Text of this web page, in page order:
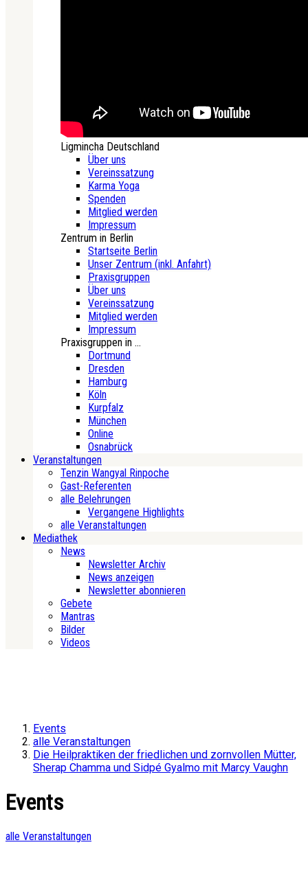
Ligmincha Deutschland
Über uns
Vereinssatzung
Karma Yoga
Spenden
Mitglied werden
Impressum
Zentrum in Berlin
Startseite Berlin
Unser Zentrum (inkl. Anfahrt)
Praxisgruppen
Über uns
Vereinssatzung
Mitglied werden
Impressum
Praxisgruppen in ...
Dortmund
Dresden
Hamburg
Köln
Kurpfalz
München
Online
Osnabrück
Veranstaltungen
Tenzin Wangyal Rinpoche
Gast-Referenten
alle Belehrungen
Vergangene Highlights
alle Veranstaltungen
Mediathek
News
Newsletter Archiv
News anzeigen
Newsletter abonnieren
Gebete
Mantras
Bilder
Videos
Events
alle Veranstaltungen
Die Heilpraktiken der friedlichen und zornvollen Mütter,
Sherap Chamma und Sidpé Gyalmo mit Marcy Vaughn
Events
alle Veranstaltungen